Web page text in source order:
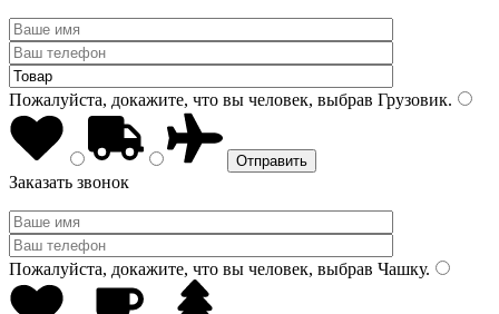
Пожалуйста, докажите, что вы человек, выбрав Грузовик.
Заказать звонок
Пожалуйста, докажите, что вы человек, выбрав Чашку.